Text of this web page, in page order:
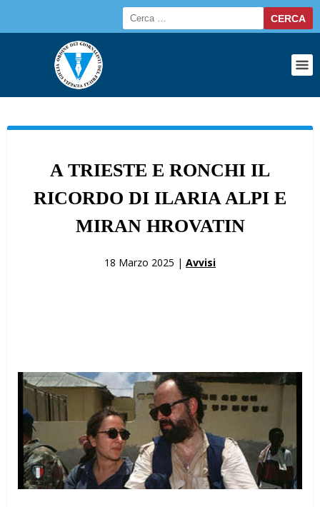
A TRIESTE E RONCHI IL
RICORDO DI ILARIA ALPI E
MIRAN HROVATIN
18 Marzo 2025 | Avvisi